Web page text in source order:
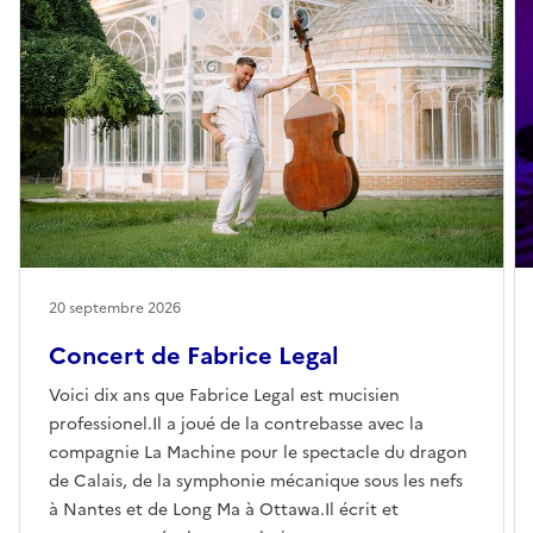
Concert de Fabrice Legal
Voici dix ans que Fabrice Legal est mucisien
professionel.Il a joué de la contrebasse avec la
compagnie La Machine pour le spectacle du dragon
de Calais, de la symphonie mécanique sous les nefs
à Nantes et de Long Ma à Ottawa.Il écrit et
20 septembre 2026